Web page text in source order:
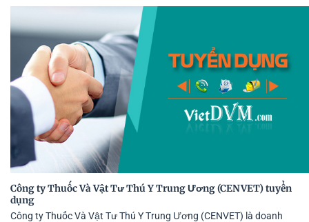
Công ty Thuốc Và Vật Tư Thú Y Trung Ương (CENVET) tuyển
dụng
Công ty Thuốc Và Vật Tư Thú Y Trung Ương (CENVET) là doanh